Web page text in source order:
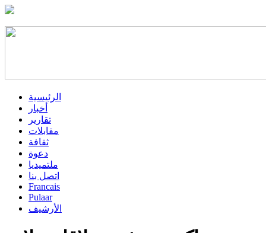
الرئيسية
أخبار
تقارير
مقابلات
ثقافة
دعوة
ملتميديا
اتصل بنا
Francais
Pulaar
الأرشيف